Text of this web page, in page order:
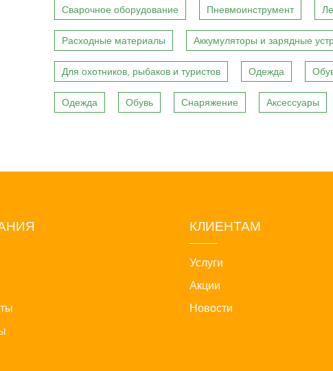
Сварочное оборудование Пневмоинструмент
Расходные материалы Аккумуляторы и зарядные
Для охотников, рыбаков и туристов Одежда
Одежда Обувь Снаряжение Аксессуары
КЛИЕНТАМ
Услуги
Акции
Новости